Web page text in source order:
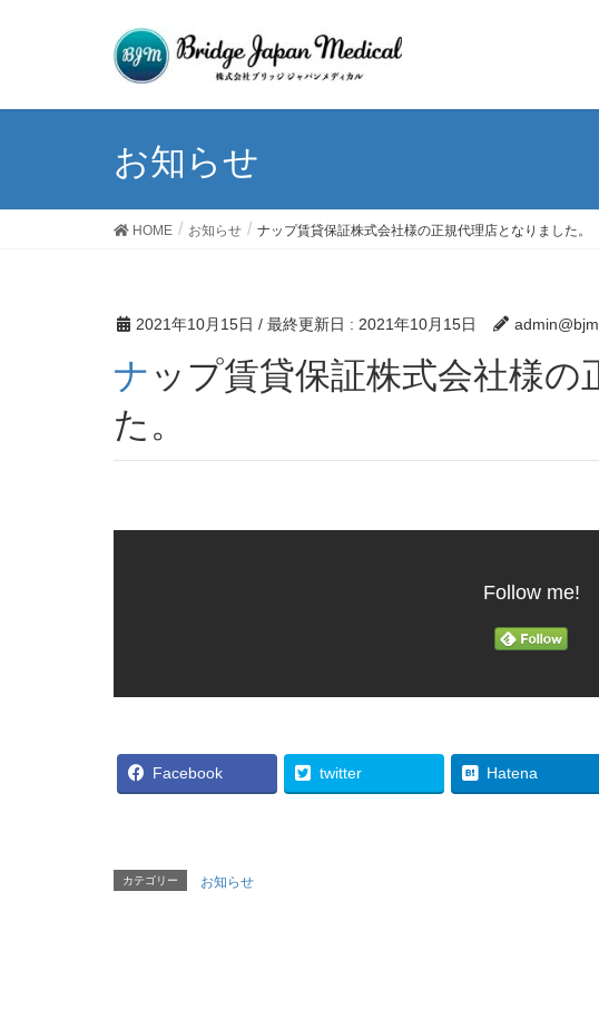
お知らせ
HOME お知らせ ナップ賃貸保証株式会社様の正規代理店となりました。
2021年10月15日 / 最終更新日 : 2021年10月15日 admin@bjm
ナップ賃貸保証株式会社様の正規代理店となりまし
た。
Follow me!
Facebook twitter Hatena
カテゴリー お知らせ